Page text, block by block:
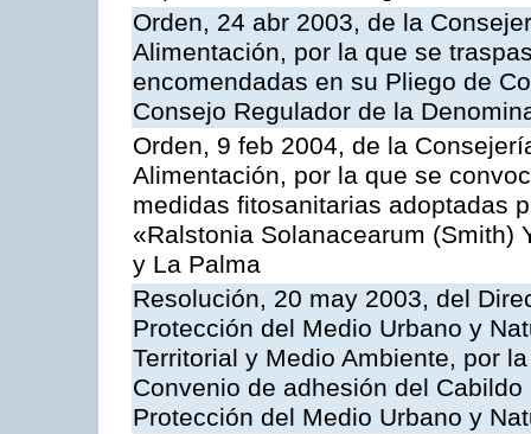
Orden, 24 abr 2003, de la
Alimentación, por la que se
encomendadas en su Pliego de
Consejo Regulador de la
Orden, 9 feb 2004, de la
Alimentación, por la que se
medidas fitosanitarias adoptadas
«Ralstonia Solanacearum (Smith)
y La Palma
Resolución, 20 may 2003, del
Protección del Medio Urbano y
Territorial y Medio Ambiente, por
Convenio de adhesión del
Protección del Medio Urbano y